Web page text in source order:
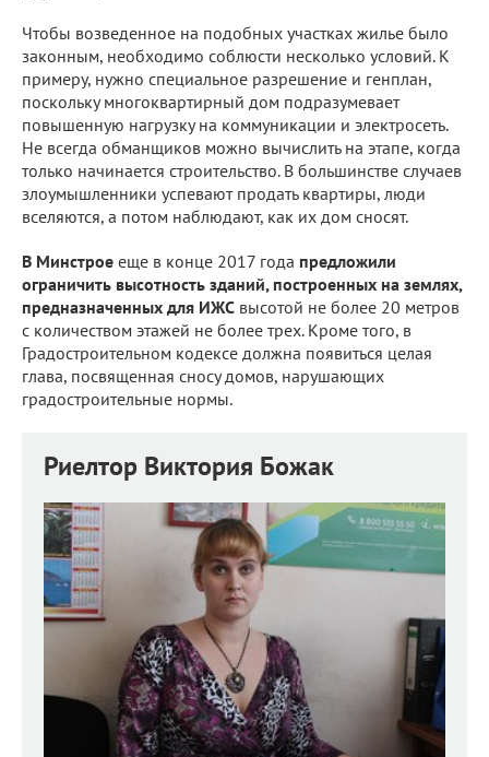
Чтобы возведенное на подобных участках жилье было
законным, необходимо соблюсти несколько условий. К
примеру, нужно специальное разрешение и генплан,
поскольку многоквартирный дом подразумевает
повышенную нагрузку на коммуникации и электросеть.
Не всегда обманщиков можно вычислить на этапе, когда
только начинается строительство. В большинстве случаев
злоумышленники успевают продать квартиры, люди
вселяются, а потом наблюдают, как их дом сносят.
В Минстрое еще в конце 2017 года предложили
ограничить высотность зданий, построенных на землях,
предназначенных для ИЖС высотой не более 20 метров
с количеством этажей не более трех. Кроме того, в
Градостроительном кодексе должна появиться целая
глава, посвященная сносу домов, нарушающих
градостроительные нормы.
Риелтор Виктория Божак